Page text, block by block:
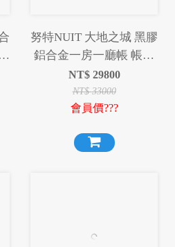
努特NUIT 大地之城 黑膠
鋁合金一房一廳帳 帳篷
黑膠帳篷 NTG102
NT$ 29800
NT$33000
會員價???